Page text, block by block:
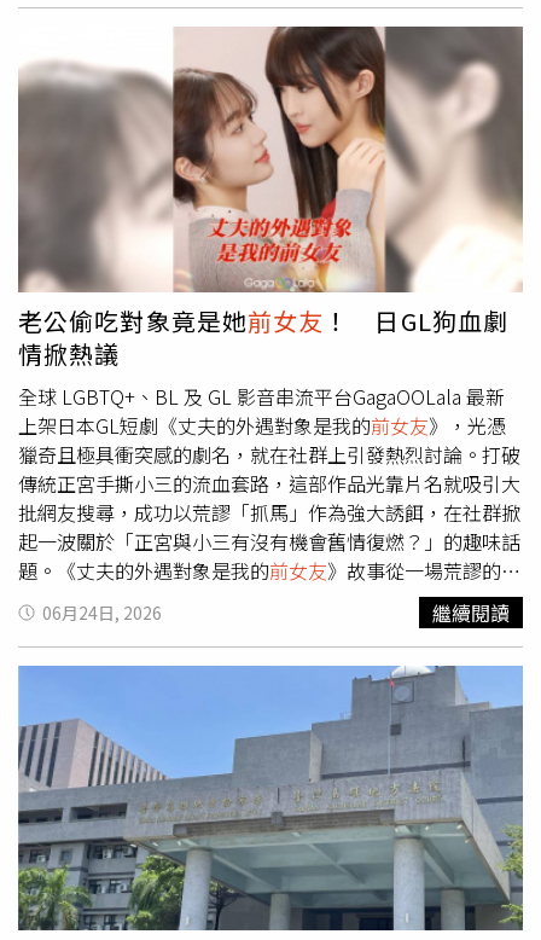
中是「捲髮大奶妹代表」，感謝這部作品激發出她截然不同
的面相。這次拍攝對大元而言更具備圓夢意義，她透露這是
自己時隔13年再度與前輩嚴藝文合作；看著對方從演員蛻變
為導演，大元盛讚嚴藝文依舊保持著當年的可愛與熱情，但
也多了幾分導演的威嚴。另外，大元形容嚴藝文的作品總是
溫暖、真實又好笑，又能深刻戳中觀眾內心，引發滿滿共
鳴。有不少網友看到大元發文才知道是她，紛紛驚呼她在劇
中漂亮到認不出來。（圖／翻攝自Instagram／dayuanlin）
文末大元向劇組表達謝意，直言能與如此優秀的團隊合作何
其幸福，也感謝拍攝期間所有工作人員的照顧。此外，身為
忠實觀眾的她也不忘強力推銷，透露自己現在每天都在和身
邊的人討論劇情，並熱情喊話還沒觀看的粉絲趕快跟上腳
步。因為大元在劇中有跨坐在朱軒洋腿上熱吻，大膽演出驚
艷不少觀眾，在大元的貼文底下有粉絲和網友紛紛留言表
示，「漂亮到不行」、「居然沒認出來是妳」、「這位小記
者也太漂亮了吧！」、「漂亮到我認不出來」、「原來是大
元，難怪一直覺得很面熟」。 在 Instagram 查看這則貼文
從 Instagram 分享的貼文
老公偷吃對象竟是她前女友 ！ 日GL狗血劇
情掀熱議
全球 LGBTQ+、BL 及 GL 影音串流平台GagaOOLala 最新
上架日本GL短劇《丈夫的外遇對象是我的前女友》，光憑
獵奇且極具衝突感的劇名，就在社群上引發熱烈討論。打破
傳統正宮手撕小三的流血套路，這部作品光靠片名就吸引大
批網友搜尋，成功以荒謬「抓馬」作為強大誘餌，在社群掀
起一波關於「正宮與小三有沒有機會舊情復燃？」的趣味話
題。《丈夫的外遇對象是我的前女友》故事從一場荒謬的婚
姻背叛展開。劇中小三「麗華」因不滿高中遭遇背叛而展開
復仇計畫，卻不知道正宮「紗美」當年的冷酷轉身，其實是
為了保護她才獨自吞下的殘酷秘密。隨著誤會解開、仇恨消
散，兩人在窒息的拉扯中難掩彼此的思念。在尷尬的身份下
重燃舊情，展開令人無法自拔的「二次心動」，危險又迷人
的情節反轉成為本劇最吸睛的看點。根據 GagaOOLala 參考
指標性資料網 MyDramaList 的數據趨勢觀測，亞洲 GL 內容
總數展現出驚人的成長軌跡，從 2015 年的僅 15 部，到近
年已暴增至 113 部以上。曾於 2023 年面臨短暫萎縮的 GL
內容，更在 2025 年上演戲劇性的 V 型反轉，全球市場規模
以近乎垂直的曲線增長將近八倍，迎來前所未見的爆發性成
長。
06月24日, 2026 繼續閱讀